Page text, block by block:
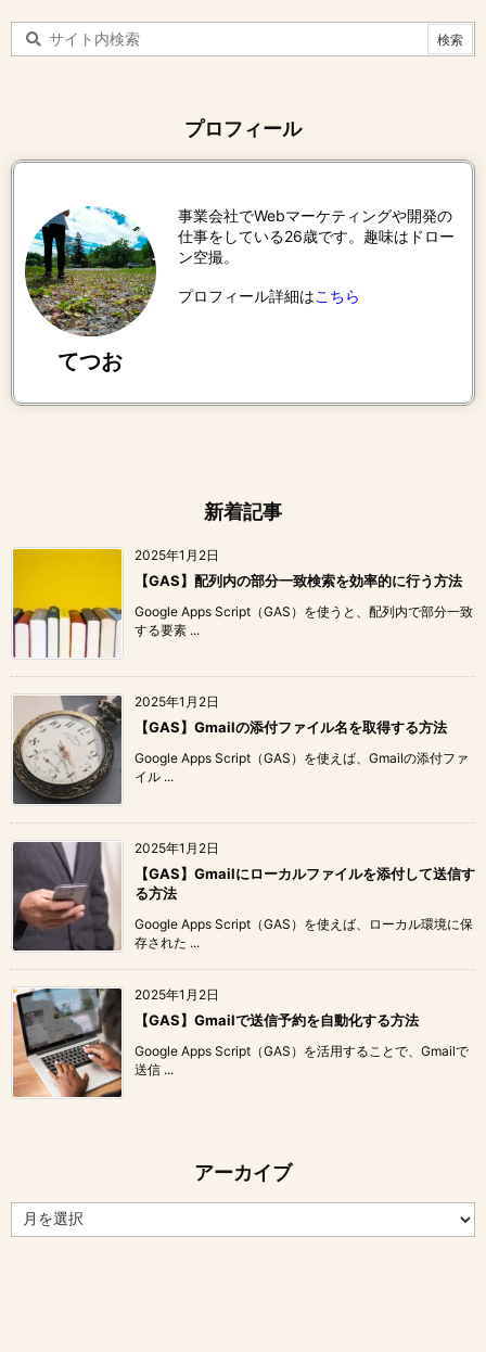
プロフィール
てつお
事業会社でWebマーケティングや開発の
仕事をしている26歳です。趣味はドロー
ン空撮。
プロフィール詳細はこちら
新着記事
2025年1月2日
【GAS】配列内の部分一致検索を効率的に行う方法
Google Apps Script（GAS）を使うと、配列内で部分一致
する要素 ...
2025年1月2日
【GAS】Gmailの添付ファイル名を取得する方法
Google Apps Script（GAS）を使えば、Gmailの添付ファ
イル ...
2025年1月2日
【GAS】Gmailにローカルファイルを添付して送信す
る方法
Google Apps Script（GAS）を使えば、ローカル環境に保
存された ...
2025年1月2日
【GAS】Gmailで送信予約を自動化する方法
Google Apps Script（GAS）を活用することで、Gmailで
送信 ...
アーカイブ
ー